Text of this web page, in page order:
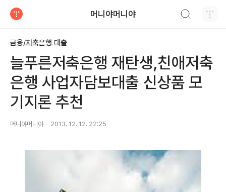
머니야머니야
금융/저축은행 대출
늘푸른저축은행 재탄생,친애저축
은행 사업자담보대출 신상품 모
기지론 추천
머니야머니야 2013. 12. 12. 22:25